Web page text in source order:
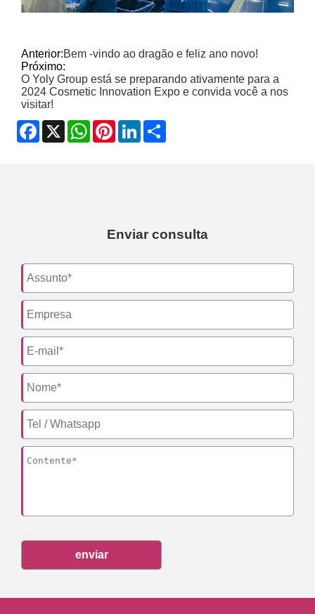
Anterior:Bem -vindo ao dragão e feliz ano novo!
Próximo:
O Yoly Group está se preparando ativamente para a
2024 Cosmetic Innovation Expo e convida você a nos
visitar!
Facebook
X WhatsApp
PinterestLinkedIn
Enviar consulta
enviar